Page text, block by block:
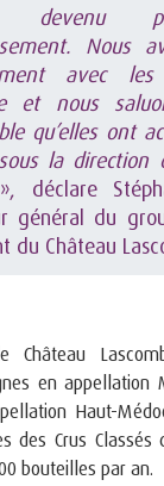
devenu
Nous
avec
et nous
qu’elles ont
la direction
déclare
général du
du Château
Château
en appellation
Haut-
des Crus
bouteilles par an.